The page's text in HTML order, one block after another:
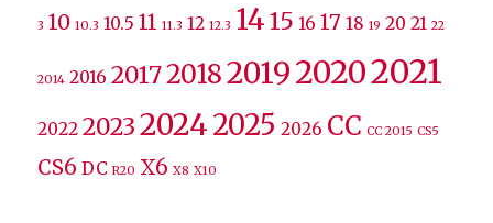
3 10 10.3 10.5 11 11.3 12 12.3 14 15 16 17 18 19 20 21 22
2014 2016 20172018201920202021
2022 2023 20242025 2026 CC CC 2015 CS5
CS6 DC R20 X6 X8 X10